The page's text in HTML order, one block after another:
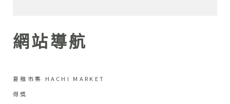
網站導航
夏稚市集 HACHI MARKET
得獎